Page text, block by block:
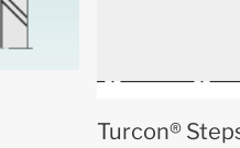
Turcon®